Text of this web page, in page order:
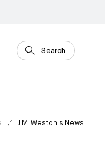
Search
J.M. Weston's News